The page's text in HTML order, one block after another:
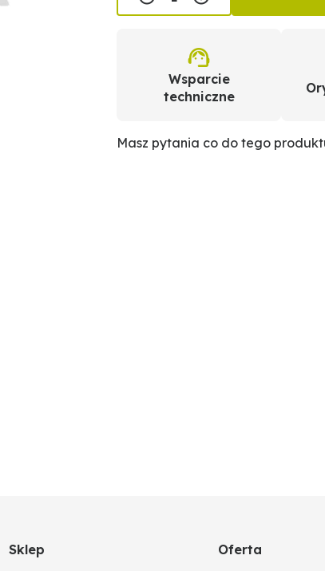
Wsparcie
techniczne
Masz pytania co do tego
Sklep Oferta